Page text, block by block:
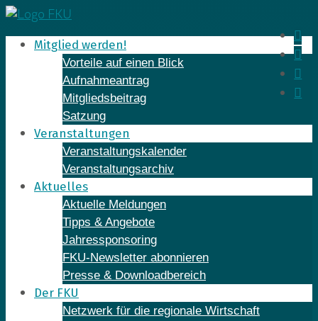
Skip
to
contentMitglied werden!
Vorteile auf einen Blick
Aufnahmeantrag
Mitgliedsbeitrag
Satzung
Veranstaltungen
Veranstaltungskalender
Veranstaltungsarchiv
Aktuelles
Aktuelle Meldungen
Tipps & Angebote
Jahressponsoring
FKU-Newsletter abonnieren
Presse & Downloadbereich
Der FKU
Netzwerk für die regionale Wirtschaft